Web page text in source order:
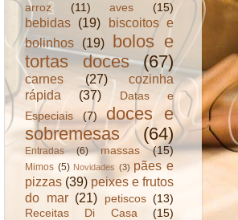
arroz (11) aves (15)
bebidas (19)
biscoitos e
bolinhos
(19)
bolos e
tortas doces
(67)
carnes (27)
cozinha
rápida
(37)
Datas e
Especiais
(7)
doces e
sobremesas
(64)
Entradas (6) massas (15)
Mimos (5) Novidades (3) pães e
pizzas (39) peixes e frutos
do mar (21) petiscos (13)
Receitas Di Casa
(15)